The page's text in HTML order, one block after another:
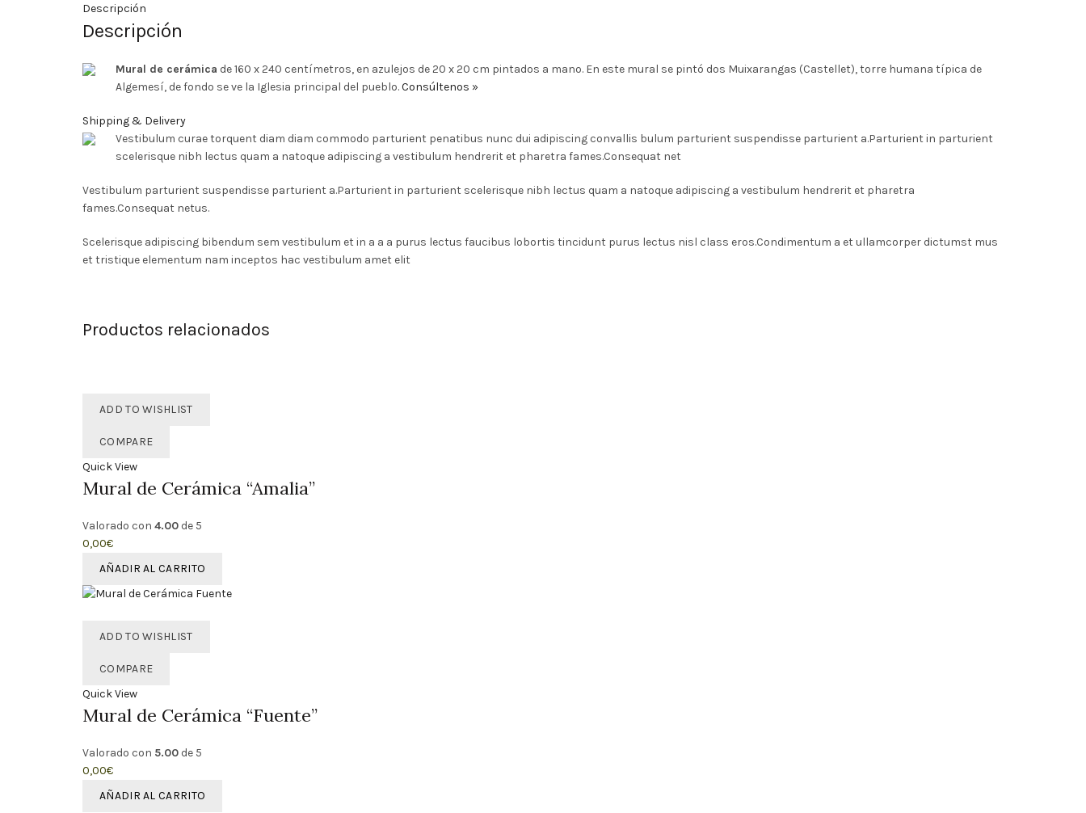
Descripción
Descripción
Mural de cerámica de 160 x 240 centímetros, en azulejos de 20 x 20 cm pintados a mano. En este mural se pintó dos Muixarangas (Castellet), torre humana típica de
Algemesí, de fondo se ve la Iglesia principal del pueblo.Consúltenos »
Shipping & Delivery
Vestibulum curae torquent diam diam commodo parturient penatibus nunc dui adipiscing convallis bulum parturient suspendisse parturient a.Parturient in parturient
scelerisque nibh lectus quam a natoque adipiscing a vestibulum hendrerit et pharetra fames.Consequat net
Vestibulum parturient suspendisse parturient a.Parturient in parturient scelerisque nibh lectus quam a natoque adipiscing a vestibulum hendrerit et pharetra
fames.Consequat netus.
Scelerisque adipiscing bibendum sem vestibulum et in a a a purus lectus faucibus lobortis tincidunt purus lectus nisl class eros.Condimentum a et ullamcorper dictumst mus
et tristique elementum nam inceptos hac vestibulum amet elit
Productos relacionados
ADD TO WISHLIST
COMPARE
Quick View
Mural de Cerámica “Amalia”
Valorado con 4.00 de 5
0,00€
AÑADIR AL CARRITO
ADD TO WISHLIST
COMPARE
Quick View
Mural de Cerámica “Fuente”
Valorado con 5.00 de 5
0,00€
AÑADIR AL CARRITO